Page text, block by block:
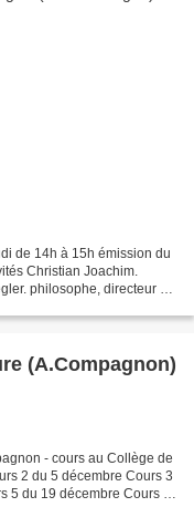
de 14h à 15h émission du
Christian Joachim.
philosophe, directeur de
(A.Compagnon)
- cours au Collège de
2 du 5 décembre Cours 3
5 du 19 décembre Cours 6